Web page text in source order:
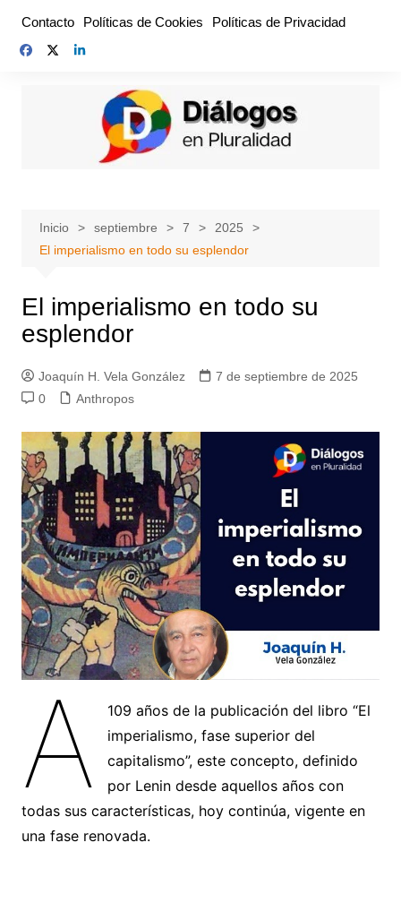
contenido
Contacto Políticas de Cookies Políticas de Privacidad
Inicio septiembre 7
2025
El imperialismo en todo su esplendor
El imperialismo en todo su
esplendor
Joaquín H. Vela González
7 de septiembre de 2025
0
Anthropos
A
109 años de la publicación del libro “El
imperialismo, fase superior del
capitalismo”, este concepto, definido
por Lenin desde aquellos años con
todas sus características, hoy continúa, vigente en
una fase renovada.